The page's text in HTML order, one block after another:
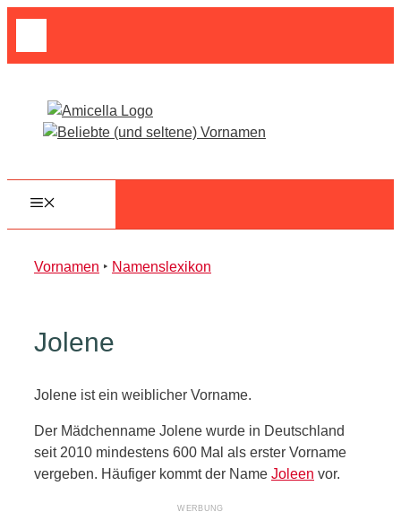
Zum
Vornamen ‣ Namenslexikon
Jolene
Jolene ist ein weiblicher Vorname.
Der Mädchenname Jolene wurde in Deutschland
seit 2010 mindestens 600 Mal als erster Vorname
vergeben. Häufiger kommt der Name Joleen vor.